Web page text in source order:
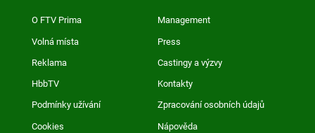
O FTV Prima Management
Volná místa Press
Reklama Castingy a výzvy
HbbTV Kontakty
Podmínky užívání Zpracování osobních údajů
Cookies Nápověda